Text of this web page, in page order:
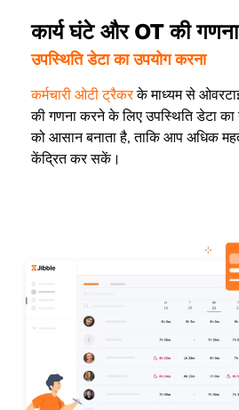
कार्य घंटे और OT की
उपस्थिति डेटा का उपयोग करना
कर्मचारी ओटी ट्रैकरके माध्यम से
की गणना करने के लिए उपस्थिति डेटा
को आसान बनाता है, ताकि आप अधिक
केंद्रित कर सकें।